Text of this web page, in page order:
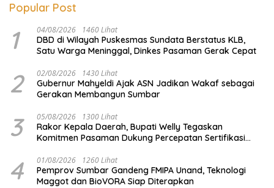
Popular Post
1 04/08/2026 1460 Lihat
DBD di Wilayah Puskesmas Sundata Berstatus KLB,
Satu Warga Meninggal, Dinkes Pasaman Gerak Cepat
2 02/08/2026 1430 Lihat
Gubernur Mahyeldi Ajak ASN Jadikan Wakaf sebagai
Gerakan Membangun Sumbar
3 05/08/2026 1300 Lihat
Rakor Kepala Daerah, Bupati Welly Tegaskan
Komitmen Pasaman Dukung Percepatan Sertifikasi
4 01/08/2026 1260 Lihat
Pemprov Sumbar Gandeng FMIPA Unand, Teknologi
Maggot dan BioVORA Siap Diterapkan